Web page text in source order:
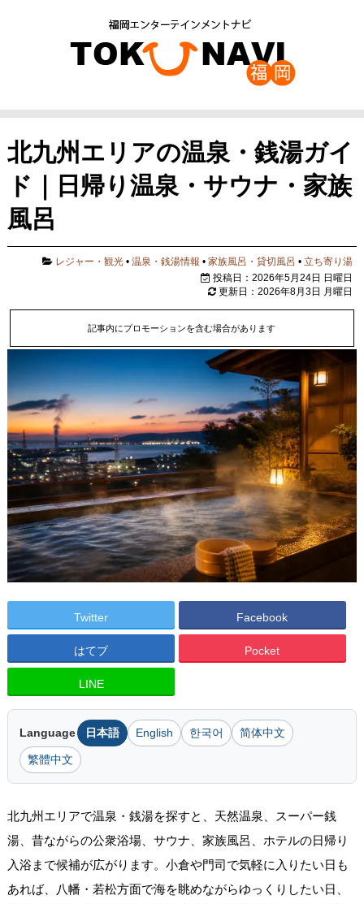
北九州エリアの温泉・銭湯ガイ
ド｜日帰り温泉・サウナ・家族
風呂
レジャー・観光 •温泉・銭湯情報 •家族風呂・貸切風呂 •立ち寄り湯
投稿日：2026年5月24日 日曜日
更新日：2026年8月3日 月曜日
記事内にプロモーションを含む場合があります
Twitter Facebook
はてブ Pocket
LINE
Language 日本語 English 한국어 简体中文
繁體中文
北九州エリアで温泉・銭湯を探すと、天然温泉、スーパー銭
湯、昔ながらの公衆浴場、サウナ、家族風呂、ホテルの日帰り
入浴まで候補が広がります。小倉や門司で気軽に入りたい日も
あれば、八幡・若松方面で海を眺めながらゆっくりしたい日、